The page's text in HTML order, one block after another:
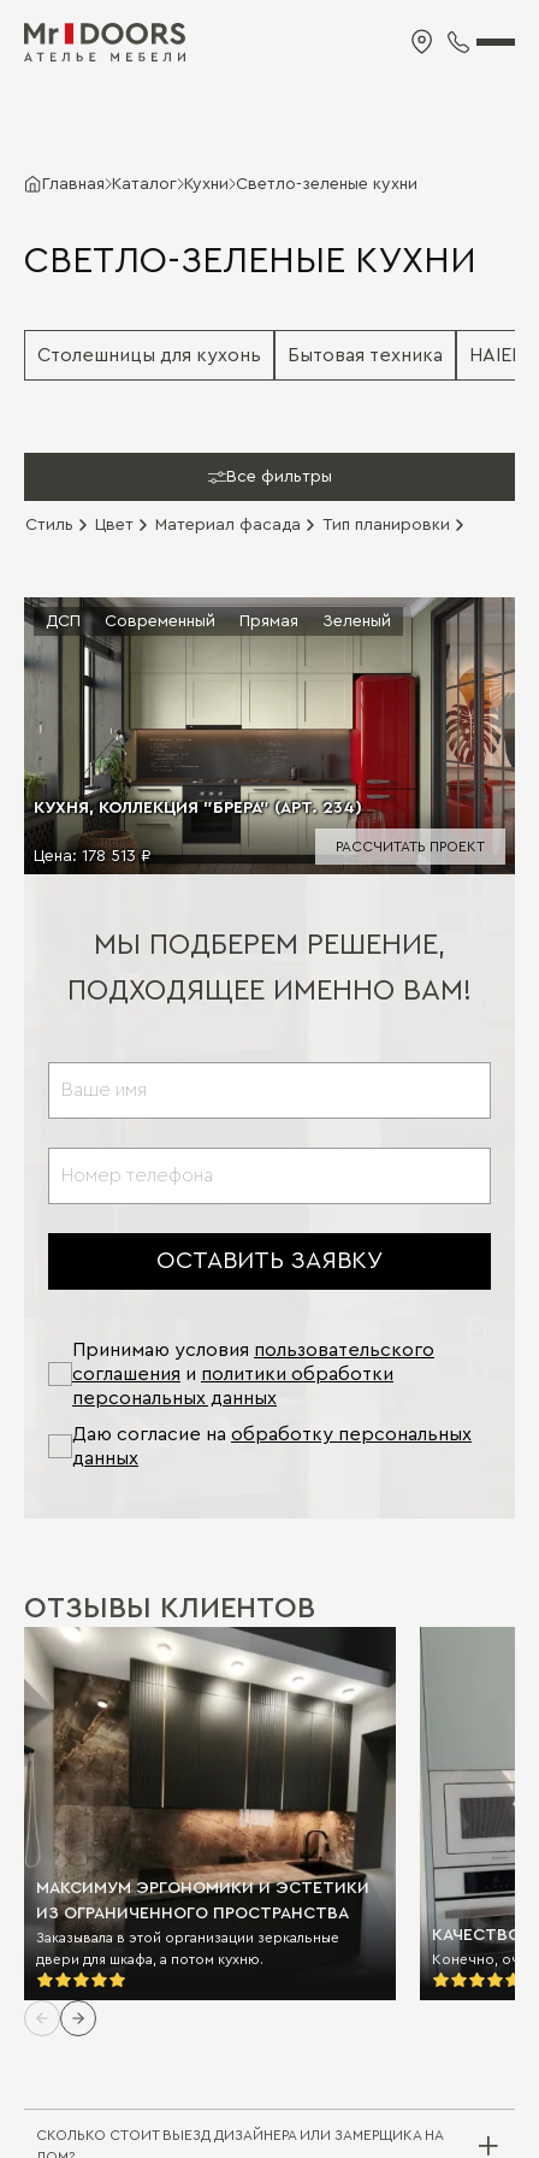
Главная Каталог Кухни Светло-зеленые кухни
СВЕТЛО-ЗЕЛЕНЫЕ КУХНИ
Столешницы для кухонь Бытовая техника HAIER
Все фильтры
Стиль Цвет Материал фасада Тип планировки
КУХНЯ, КОЛЛЕКЦИЯ "БРЕРА" (АРТ. 234)
Цена: 178 513 ₽
ДСП Современный Прямая Зеленый
РАССЧИТАТЬ ПРОЕКТ
МЫ ПОДБЕРЕМ РЕШЕНИЕ,
ПОДХОДЯЩЕЕ ИМЕННО ВАМ!
ОСТАВИТЬ ЗАЯВКУ
Принимаю условия пользовательского
соглашения и политики обработки
персональных данных
Даю согласие на обработку персональных
данных
ОТЗЫВЫ КЛИЕНТОВ
МАКСИМУМ ЭРГОНОМИКИ И ЭСТЕТИКИ
ИЗ ОГРАНИЧЕННОГО ПРОСТРАНСТВА
Заказывала в этой организации зеркальные
двери для шкафа, а потом кухню.
КАЧЕСТВО
Конечно,
СКОЛЬКО СТОИТ ВЫЕЗД ДИЗАЙНЕРА ИЛИ ЗАМЕРЩИКА НА